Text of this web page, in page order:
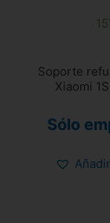
Soporte
Xiaomi
Sólo